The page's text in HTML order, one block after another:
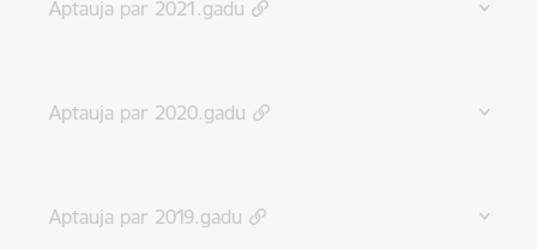
Aptauja par 2021.gadu
Aptauja par 2020.gadu
Aptauja par 2019.gadu